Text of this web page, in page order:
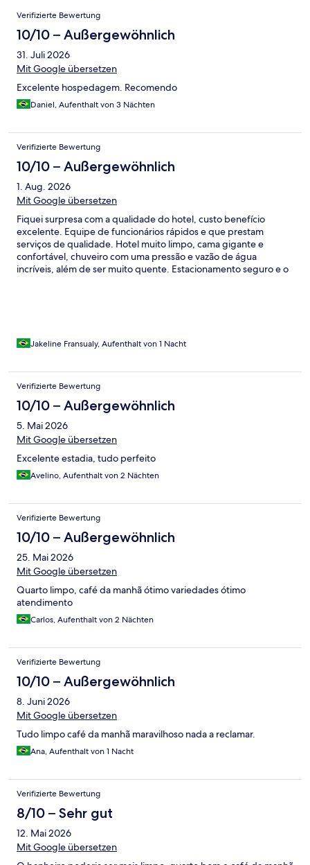
Bewertungen
Verifizierte Bewertung
10/10 – Außergewöhnlich
31. Juli 2026
Mit Google übersetzen
Excelente hospedagem. Recomendo
Daniel, Aufenthalt von 3 Nächten
Verifizierte Bewertung
10/10 – Außergewöhnlich
1. Aug. 2026
Mit Google übersetzen
Fiquei surpresa com a qualidade do hotel, custo benefício
excelente. Equipe de funcionários rápidos e que prestam
serviços de qualidade. Hotel muito limpo, cama gigante e
confortável, chuveiro com uma pressão e vazão de água
incríveis, além de ser muito quente. Estacionamento seguro e o
Jakeline Fransualy, Aufenthalt von 1 Nacht
Verifizierte Bewertung
10/10 – Außergewöhnlich
5. Mai 2026
Mit Google übersetzen
Excelente estadia, tudo perfeito
Avelino, Aufenthalt von 2 Nächten
Verifizierte Bewertung
10/10 – Außergewöhnlich
25. Mai 2026
Mit Google übersetzen
Quarto limpo, café da manhã ótimo variedades ótimo
atendimento
Carlos, Aufenthalt von 2 Nächten
Verifizierte Bewertung
10/10 – Außergewöhnlich
8. Juni 2026
Mit Google übersetzen
Tudo limpo café da manhã maravilhoso nada a reclamar.
Ana, Aufenthalt von 1 Nacht
Verifizierte Bewertung
8/10 – Sehr gut
12. Mai 2026
Mit Google übersetzen